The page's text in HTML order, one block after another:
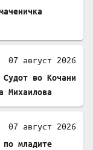
07 август 2026
во Кочани
Михаилова
07 август 2026
младите